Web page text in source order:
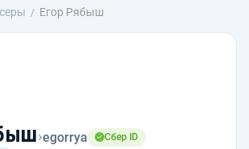
Егор Рябыш
›egorrya
Сбер ID